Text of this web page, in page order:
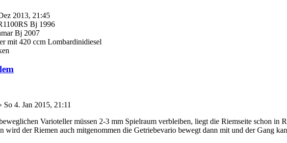
2013, 21:45
Bj 1996
Bj 2007
mit 420 ccm Lombardinidiesel
So 4. Jan 2015, 21:11
Varioteller müssen 2-3 mm Spielraum verbleiben, liegt die Riemseite schon in
wird der Riemen auch mitgenommen die Getriebevario bewegt dann mit und der Gang